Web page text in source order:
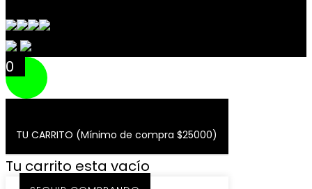
0
TU CARRITO (Mínimo de compra $25000)
Tu carrito esta vacío